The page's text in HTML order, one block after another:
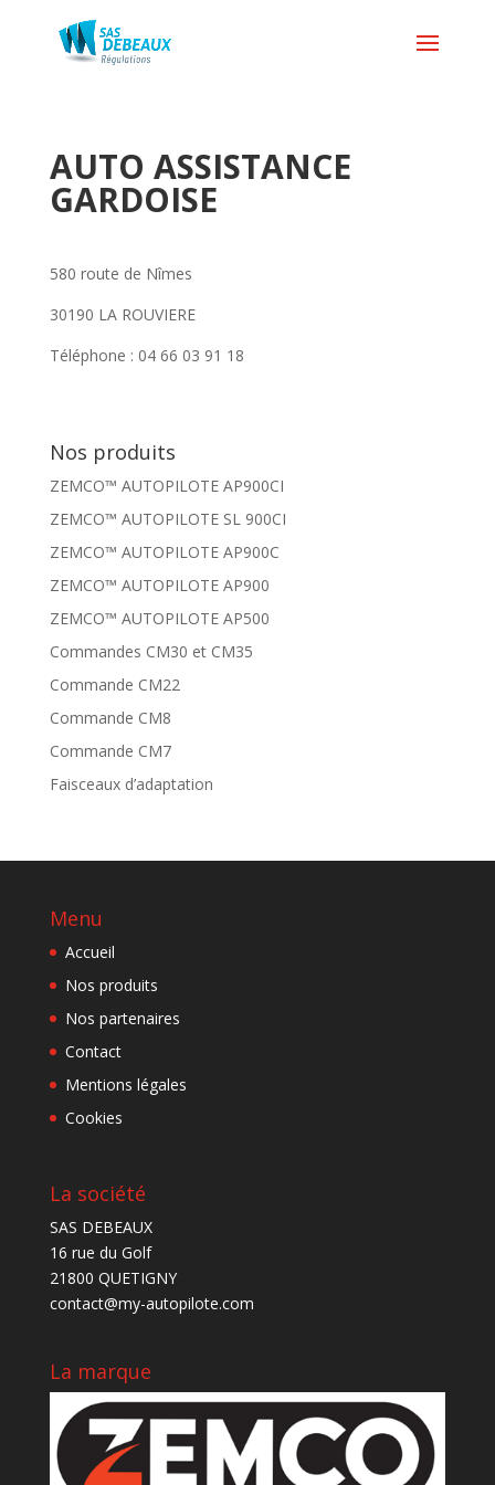
AUTO ASSISTANCE
GARDOISE
580 route de Nîmes
30190 LA ROUVIERE
Téléphone : 04 66 03 91 18
Nos produits
ZEMCO™ AUTOPILOTE AP900CI
ZEMCO™ AUTOPILOTE SL 900CI
ZEMCO™ AUTOPILOTE AP900C
ZEMCO™ AUTOPILOTE AP900
ZEMCO™ AUTOPILOTE AP500
Commandes CM30 et CM35
Commande CM22
Commande CM8
Commande CM7
Faisceaux d’adaptation
Menu
Accueil
Nos produits
Nos partenaires
Contact
Mentions légales
Cookies
La société
SAS DEBEAUX
16 rue du Golf
21800 QUETIGNY
contact@my-autopilote.com
La marque